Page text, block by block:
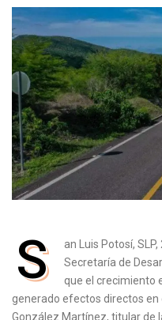
S
an Luis Potosí,
Secretaría de
que el crecimiento
generado efectos directos
González Martínez, titular de